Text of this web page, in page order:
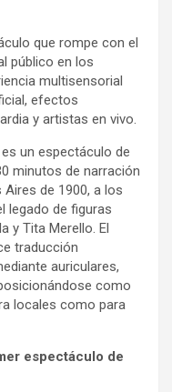
que rompe con el
público en los
multisensorial
efectos
y artistas en vivo.
un espectáculo de
minutos de narración
de 1900, a los
legado de figuras
y Tita Merello. El
traducción
auriculares,
como
locales como para
espectáculo de